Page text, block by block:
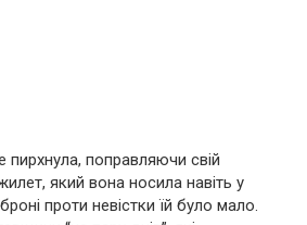
пирхнула, поправляючи свій
який вона носила навіть у
проти невістки їй було мало.